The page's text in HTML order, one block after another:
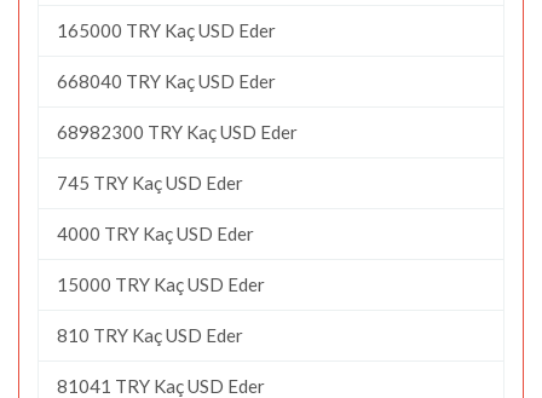
165000 TRY Kaç USD Eder
668040 TRY Kaç USD Eder
68982300 TRY Kaç USD Eder
745 TRY Kaç USD Eder
4000 TRY Kaç USD Eder
15000 TRY Kaç USD Eder
810 TRY Kaç USD Eder
81041 TRY Kaç USD Eder